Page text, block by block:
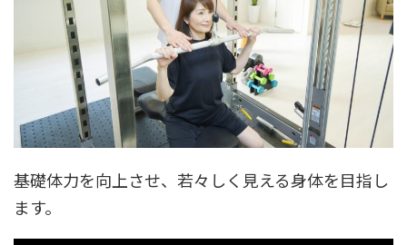
基礎体力を向上させ、若々しく見える身体を目指し
ます。